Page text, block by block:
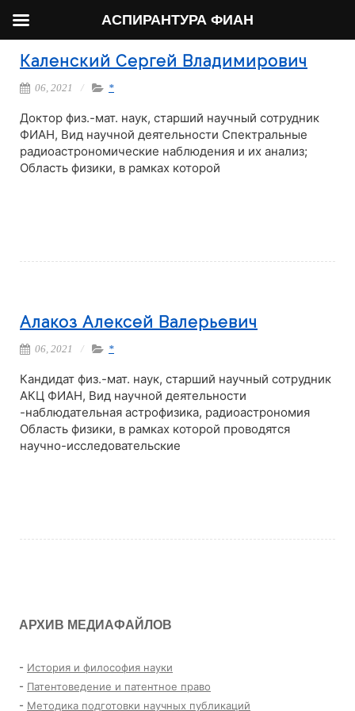
Каленский Сергей Владимирович
06, 2021 *
Доктор физ.-мат. наук, старший научный сотрудник
ФИАН, Вид научной деятельности Спектральные
радиоастрономические наблюдения и их анализ;
Область физики, в рамках которой
Алакоз Алексей Валерьевич
06, 2021 *
Кандидат физ.-мат. наук, старший научный сотрудник
АКЦ ФИАН, Вид научной деятельности
-наблюдательная астрофизика, радиоастрономия
Область физики, в рамках которой проводятся
научно-исследовательские
АРХИВ МЕДИАФАЙЛОВ
- История и философия науки
- Патентоведение и патентное право
- Методика подготовки научных публикаций
АСПИРАНТУРА ФИАН